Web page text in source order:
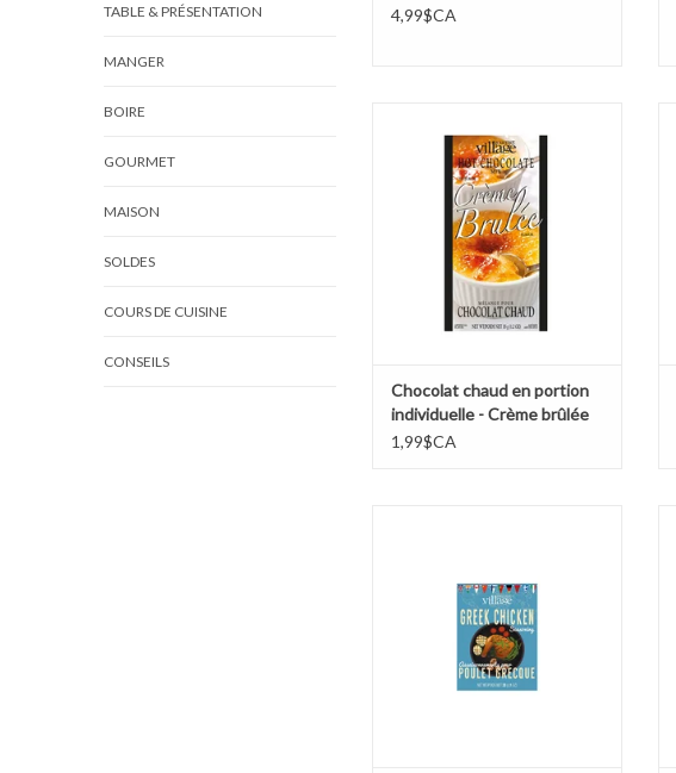
TABLE & PRÉSENTATION
MANGER
BOIRE
GOURMET
MAISON
SOLDES
COURS DE CUISINE
CONSEILS
4,99$CA
individuelle - Crème brûlée
AJOUTER AU PANIER
Chocolat chaud en portion
individuelle - Crème brûlée
1,99$CA